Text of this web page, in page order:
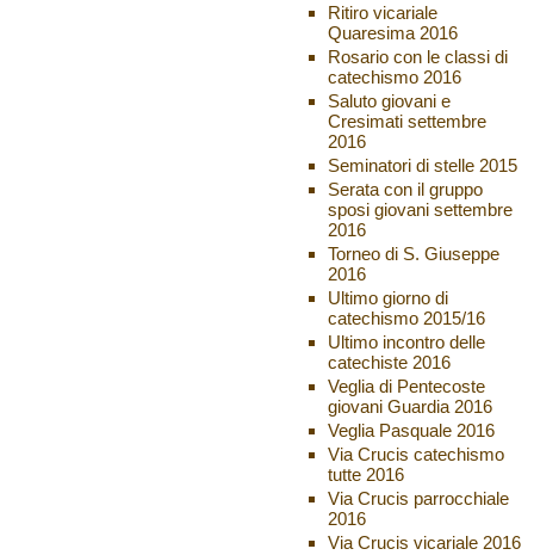
Ritiro vicariale
Quaresima 2016
Rosario con le classi di
catechismo 2016
Saluto giovani e
Cresimati settembre
2016
Seminatori di stelle 2015
Serata con il gruppo
sposi giovani settembre
2016
Torneo di S. Giuseppe
2016
Ultimo giorno di
catechismo 2015/16
Ultimo incontro delle
catechiste 2016
Veglia di Pentecoste
giovani Guardia 2016
Veglia Pasquale 2016
Via Crucis catechismo
tutte 2016
Via Crucis parrocchiale
2016
Via Crucis vicariale 2016